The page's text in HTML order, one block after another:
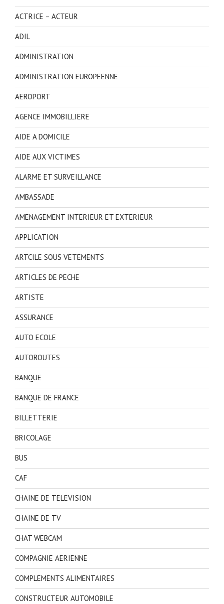
ACTRICE – ACTEUR
ADIL
ADMINISTRATION
ADMINISTRATION EUROPEENNE
AEROPORT
AGENCE IMMOBILLIERE
AIDE A DOMICILE
AIDE AUX VICTIMES
ALARME ET SURVEILLANCE
AMBASSADE
AMENAGEMENT INTERIEUR ET EXTERIEUR
APPLICATION
ARTCILE SOUS VETEMENTS
ARTICLES DE PECHE
ARTISTE
ASSURANCE
AUTO ECOLE
AUTOROUTES
BANQUE
BANQUE DE FRANCE
BILLETTERIE
BRICOLAGE
BUS
CAF
CHAINE DE TELEVISION
CHAINE DE TV
CHAT WEBCAM
COMPAGNIE AERIENNE
COMPLEMENTS ALIMENTAIRES
CONSTRUCTEUR AUTOMOBILE